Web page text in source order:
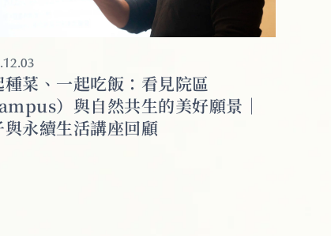
種菜、一起吃飯：看見院區
）與自然共生的美好願景｜
與永續生活講座回顧